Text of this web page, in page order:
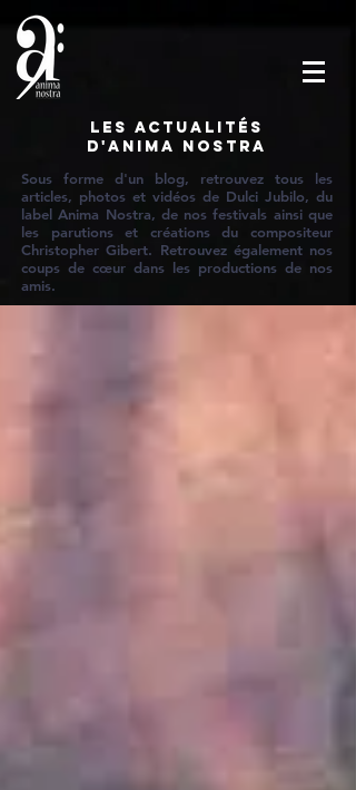
Les actualités
d'Anima Nostra
Sous forme d'un blog, retrouvez tous les
articles, photos et vidéos de Dulci Jubilo, du
label Anima Nostra, de nos festivals ainsi que
les parutions et créations du compositeur
Christopher Gibert. Retrouvez également nos
coups de cœur dans les productions de nos
amis.